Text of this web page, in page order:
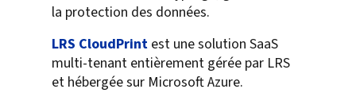
la protection des données.
LRS CloudPrint est une solution SaaS
multi-tenant entièrement gérée par LRS
et hébergée sur Microsoft Azure.